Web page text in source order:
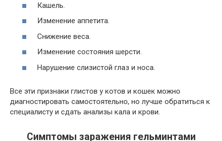
Кашель.
Изменение аппетита.
Снижение веса.
Изменение состояния шерсти.
Нарушение слизистой глаз и носа.
Все эти признаки глистов у котов и кошек можно
диагностировать самостоятельно, но лучше обратиться к
специалисту и сдать анализы кала и крови.
Симптомы заражения гельминтами